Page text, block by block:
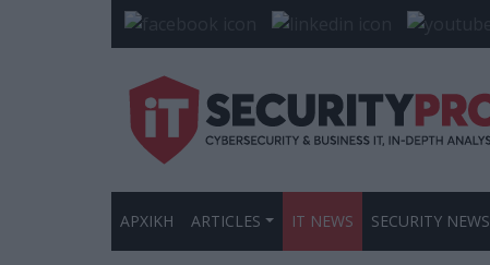
ΑΡΧΙΚΗ ARTICLES IT NEWS SECURITY NEWS